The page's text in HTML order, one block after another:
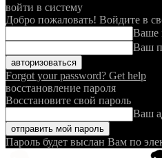
войти в систему
Добро пожаловать! Войдите в
Ваше
Ваш
Forgot your password? Get help
восстановление пароля
Восстановите свой пароль
Ваш
Пароль будет выслан Вам по